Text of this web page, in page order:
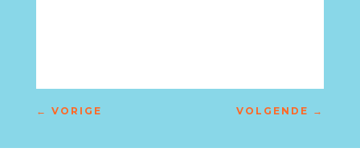
← VORIGE VOLGENDE →